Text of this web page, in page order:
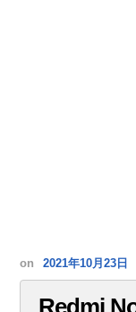
on 2021年10月23日